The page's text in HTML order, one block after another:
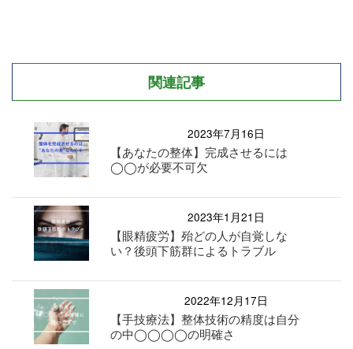
関連記事
2023年7月16日
【あなたの整体】完成させるには
◯◯が必要不可欠
2023年1月21日
【眼精疲労】殆どの人が自覚しな
い？後頭下筋群によるトラブル
2022年12月17日
【手技療法】整体技術の精度は自分
の中◯◯◯◯の明確さ